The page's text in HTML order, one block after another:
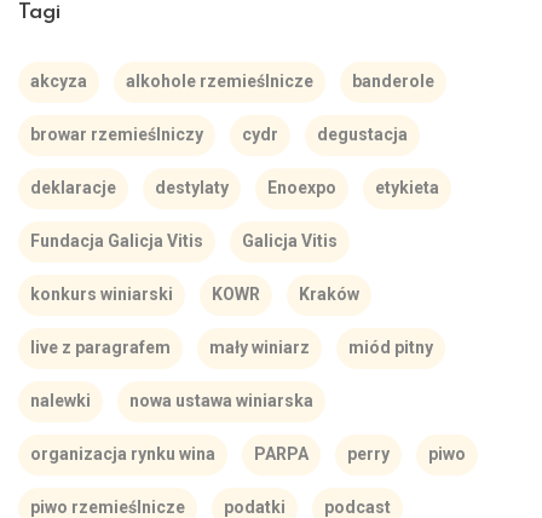
Tagi
akcyza alkohole rzemieślnicze banderole
browar rzemieślniczy cydr degustacja
deklaracje destylaty Enoexpo etykieta
Fundacja Galicja Vitis Galicja Vitis
konkurs winiarski KOWR Kraków
live z paragrafem mały winiarz miód pitny
nalewki nowa ustawa winiarska
organizacja rynku wina PARPA perry piwo
piwo rzemieślnicze podatki podcast